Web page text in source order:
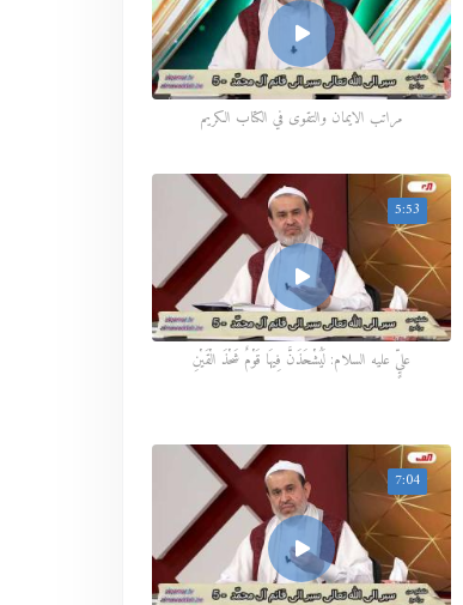
مراتب الايمان والتقوى في الكتاب الكريم
5:53
عليٍّ عليه السلام: لَيُشْحَذَنَّ فِيهَا قَوْمٌ شَحْذَ الْقَيْنِ
7:04